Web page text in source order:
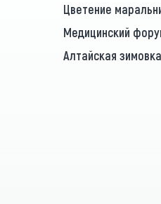
Цветение
Медицинский
Алтайская зимовка